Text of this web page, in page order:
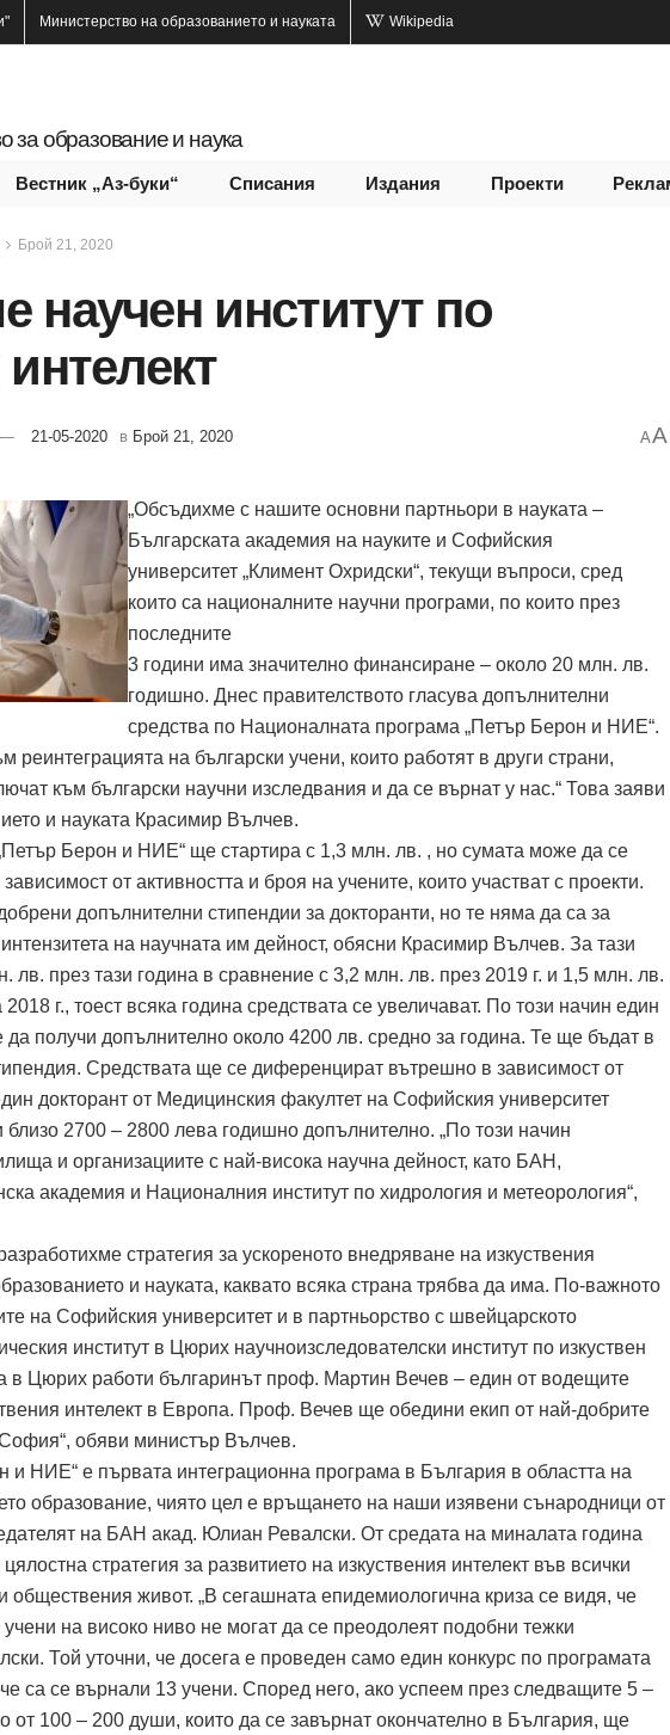
Министерство на образованието и науката Wikipedia
за образование и наука
Вестник „Аз-буки“ Списания Издания Проекти
Брой 21, 2020
научен институт по
21-05-2020 в Брой 21, 2020 AA
„Обсъдихме с нашите основни партньори в науката –
Българската академия на науките и Софийския
университет „Климент Охридски“, текущи въпроси, сред
които са националните научни програми, по които през
последните
3 години има значително финансиране – около 20 млн. лв.
годишно. Днес правителството гласува допълнителни
средства по Националната програма „Петър Берон и НИЕ“.
реинтеграцията на български учени, които работят в други страни,
към български научни изследвания и да се върнат у нас.“ Това заяви
и науката Красимир Вълчев.
Берон и НИЕ“ ще стартира с 1,3 млн. лв. , но сумата може да се
от активността и броя на учените, които участват с проекти.
допълнителни стипендии за докторанти, но те няма да са за
на научната им дейност, обясни Красимир Вълчев. За тази
лв. през тази година в сравнение с 3,2 млн. лв. през 2019 г. и 1,5 млн. лв.
г., тоест всяка година средствата се увеличават. По този начин един
получи допълнително около 4200 лв. средно за година. Те ще бъдат в
Средствата ще се диференцират вътрешно в зависимост от
докторант от Медицинския факултет на Софийския университет
2700 – 2800 лева годишно допълнително. „По този начин
и организациите с най-висока научна дейност, като БАН,
академия и Националния институт по хидрология и метеорология“,
стратегия за ускореното внедряване на изкуствения
и науката, каквато всяка страна трябва да има. По-важното
на Софийския университет и в партньорство с швейцарското
институт в Цюрих научноизследователски институт по изкуствен
в Цюрих работи българинът проф. Мартин Вечев – един от водещите
интелект в Европа. Проф. Вечев ще обедини екип от най-добрите
обяви министър Вълчев.
и НИЕ“ е първата интеграционна програма в България в областта на
образование, чиято цел е връщането на наши изявени сънародници от
на БАН акад. Юлиан Ревалски. От средата на миналата година
стратегия за развитието на изкуствения интелект във всички
обществения живот. „В сегашната епидемиологична криза се видя, че
учени на високо ниво не могат да се преодолеят подобни тежки
Той уточни, че досега е проведен само един конкурс по програмата
са се върнали 13 учени. Според него, ако успеем през следващите 5 –
от 100 – 200 души, които да се завърнат окончателно в България, ще